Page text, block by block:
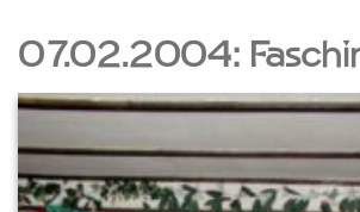
07.02.2004: